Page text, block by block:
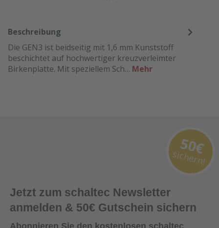
Beschreibung
Die GEN3 ist beidseitig mit 1,6 mm Kunststoff
beschichtet auf hochwertiger kreuzverleimter
Birkenplatte. Mit speziellem Sch… Mehr
Jetzt zum schaltec Newsletter
anmelden & 50€ Gutschein sichern
Abonnieren Sie den kostenlosen schaltec
50€
sichern!